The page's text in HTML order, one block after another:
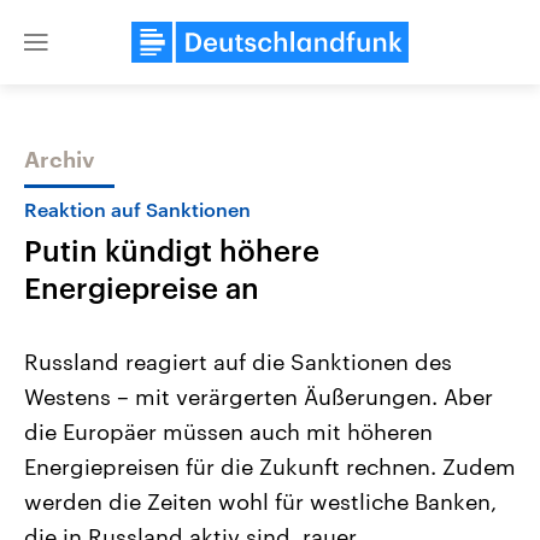
Close
Themen
Landtagswahl Sachsen-Anhalt
2026
Alle Informationen
Sachsen-Anhalt wählt am 6.
September 2026 einen neuen
Landtag. Seit 2021 wird das
Bundesland von einer Koalition aus
USA
Aktuelle Beiträge,
Hintergründe
Wirtschaftlich und
gehören die Vereinigten
den mächtigsten Ländern
mit großem Einfluss auf
Archiv
Reaktion auf Sanktionen
Putin kündigt höhere
Energiepreise an
Russland reagiert auf die Sanktionen des
Westens – mit verärgerten Äußerungen. Aber
die Europäer müssen auch mit höheren
Energiepreisen für die Zukunft rechnen. Zudem
werden die Zeiten wohl für westliche Banken,